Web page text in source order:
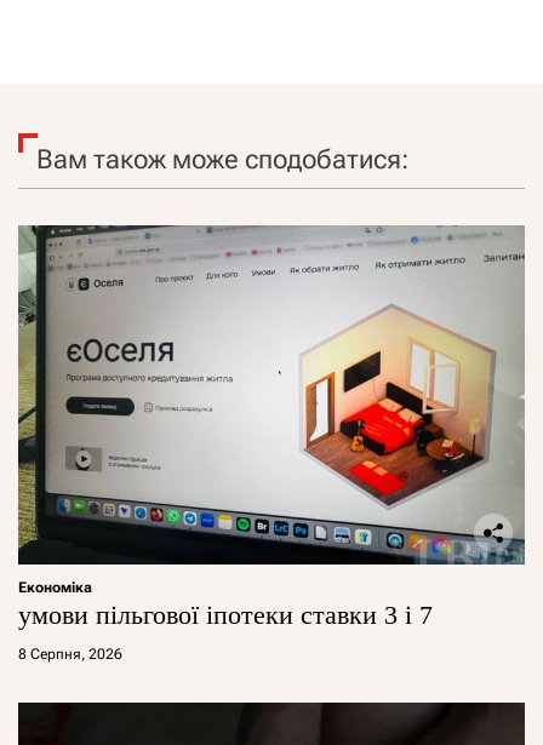
Вам також може сподобатися:
Економіка
умови пільгової іпотеки ставки 3 і 7
8 Серпня, 2026